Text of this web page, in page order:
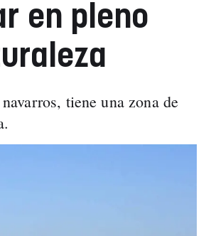
en pleno
tiene una zona de